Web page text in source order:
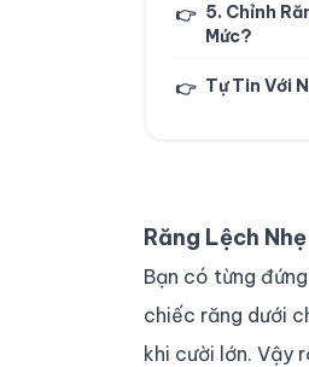
👉 5. Chỉnh
Mức?
👉 Tự Tin Với
Răng Lệch
Bạn có từng
chiếc răng dưới
khi cười lớn. Vậy